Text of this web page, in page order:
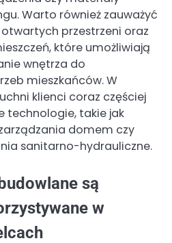
Warto również zauważyć
przestrzeni oraz
które umożliwiają
wnętrza do
mieszkańców. W
klienci coraz częściej
technologie, takie jak
domem czy
sanitarno-hydrauliczne.
są
w